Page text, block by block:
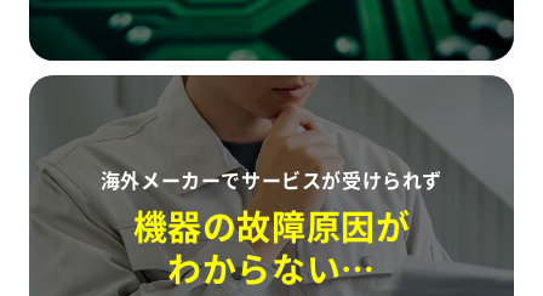
海外メーカーでサービスが受けられず
機器の故障原因が
わからない…